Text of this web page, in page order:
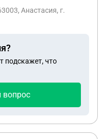
Анастасия, г.
подскажет, что
вопрос